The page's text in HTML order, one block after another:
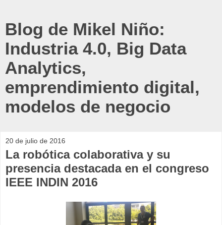
Blog de Mikel Niño:
Industria 4.0, Big Data
Analytics,
emprendimiento digital,
modelos de negocio
20 de julio de 2016
La robótica colaborativa y su
presencia destacada en el congreso
IEEE INDIN 2016